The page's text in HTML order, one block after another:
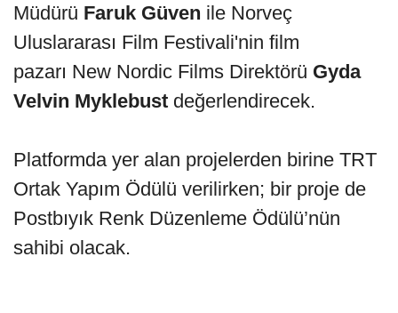
Müdürü Faruk Güven ile Norveç
Uluslararası Film Festivali'nin film
pazarı New Nordic Films Direktörü Gyda
Velvin Myklebust değerlendirecek.
Platformda yer alan projelerden birine TRT
Ortak Yapım Ödülü verilirken; bir proje de
Postbıyık Renk Düzenleme Ödülü’nün
sahibi olacak.